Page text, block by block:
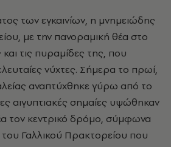
των εγκαινίων, η μνημειώδης
με την πανοραμική θέα στο
τις πυραμίδες της, που
νύχτες. Σήμερα το πρωί,
αναπτύχθηκε γύρω από το
αιγυπτιακές σημαίες υψώθηκαν
τον κεντρικό δρόμο, σύμφωνα
Γαλλικού Πρακτορείου που